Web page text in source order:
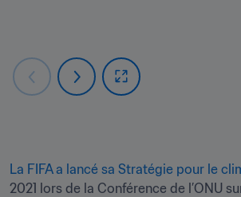
La FIFA a lancé sa Stratégie pour le
2021 lors de la Conférence de l’ONU